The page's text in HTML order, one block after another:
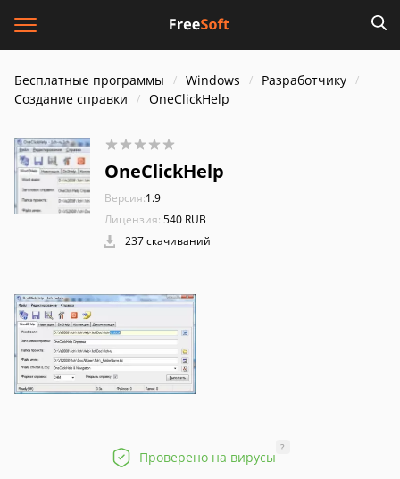
Бесплатные программы Windows
Разработчику
Создание справки
OneClickHelp
OneClickHelp
Версия:1.9
Лицензия: 540 RUB
237 скачиваний
Проверено на вирусы
?